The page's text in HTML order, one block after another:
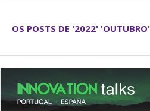
OS POSTS DE '2022' 'OUTUBRO'